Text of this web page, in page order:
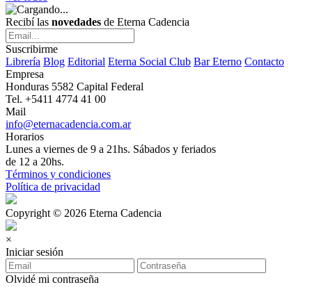
Recibí las novedades de Eterna Cadencia
Suscribirme
Librería Blog Editorial Eterna Social Club Bar Eterno Contacto
Empresa
Honduras 5582 Capital Federal
Tel. +5411 4774 41 00
Mail
info@eternacadencia.com.ar
Horarios
Lunes a viernes de 9 a 21hs. Sábados y feriados
de 12 a 20hs.
Términos y condiciones
Política de privacidad
Copyright © 2026 Eterna Cadencia
×
Iniciar sesión
Olvidé mi contraseña